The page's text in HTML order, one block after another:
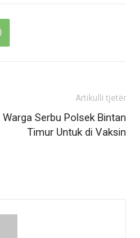
Artikulli tjetër
Warga Serbu Polsek Bintan
Timur Untuk di Vaksin